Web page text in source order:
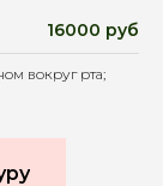
16000 руб
вокруг рта;